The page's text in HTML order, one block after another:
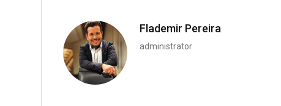
Flademir Pereira
administrator